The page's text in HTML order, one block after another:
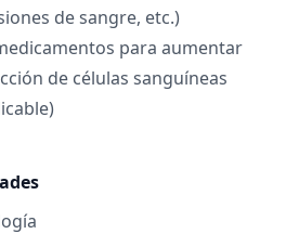
de sangre, etc.)
para aumentar
de células sanguíneas